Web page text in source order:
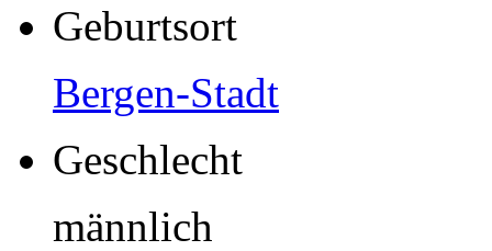
Geburtsort
Bergen-Stadt
Geschlecht
männlich